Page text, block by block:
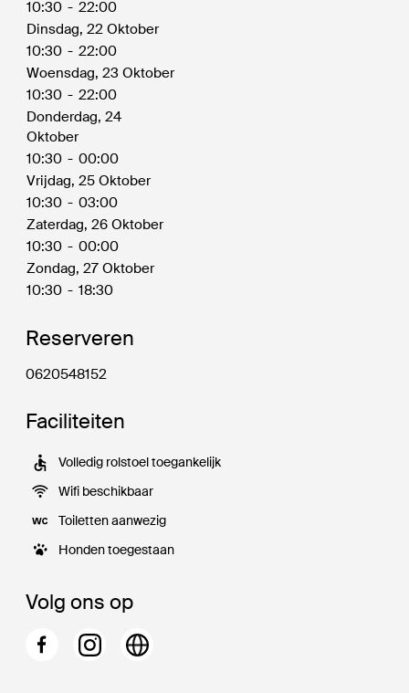
10:30 - 22:00
Dinsdag, 22 Oktober
10:30 - 22:00
Woensdag, 23 Oktober
10:30 - 22:00
Donderdag, 24
Oktober
10:30 - 00:00
Vrijdag, 25 Oktober
10:30 - 03:00
Zaterdag, 26 Oktober
10:30 - 00:00
Zondag, 27 Oktober
10:30 - 18:30
Reserveren
0620548152
Faciliteiten
Volledig rolstoel toegankelijk
Wifi beschikbaar
Toiletten aanwezig
Honden toegestaan
Volg ons op